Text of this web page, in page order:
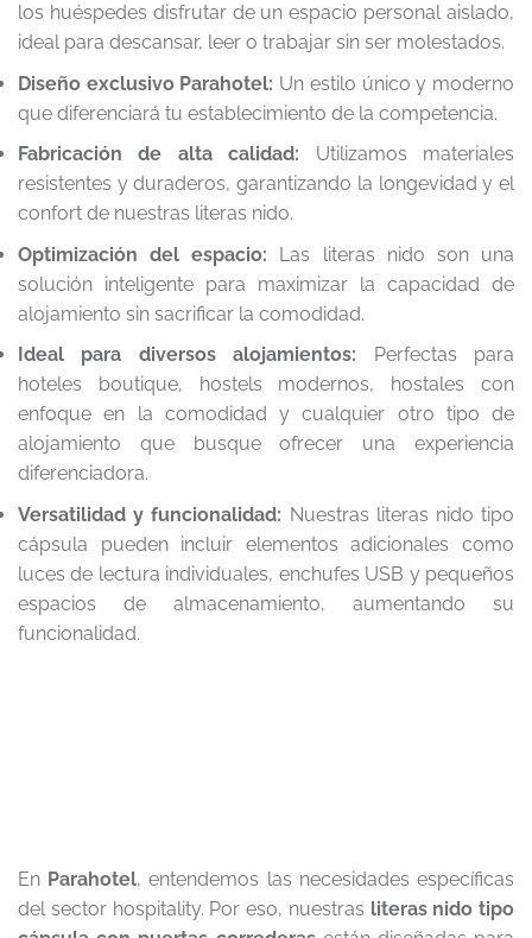
los huéspedes disfrutar de un espacio personal aislado,
ideal para descansar, leer o trabajar sin ser molestados.
Diseño exclusivo Parahotel: Un estilo único y moderno
que diferenciará tu establecimiento de la competencia.
Fabricación de alta calidad: Utilizamos materiales
resistentes y duraderos, garantizando la longevidad y el
confort de nuestras literas nido.
Optimización del espacio: Las literas nido son una
solución inteligente para maximizar la capacidad de
alojamiento sin sacrificar la comodidad.
Ideal para diversos alojamientos: Perfectas para
hoteles boutique, hostels modernos, hostales con
enfoque en la comodidad y cualquier otro tipo de
alojamiento que busque ofrecer una experiencia
diferenciadora.
Versatilidad y funcionalidad: Nuestras literas nido tipo
cápsula pueden incluir elementos adicionales como
luces de lectura individuales, enchufes USB y pequeños
espacios de almacenamiento, aumentando su
funcionalidad.
En Parahotel, entendemos las necesidades específicas
del sector hospitality. Por eso, nuestras literas nido tipo